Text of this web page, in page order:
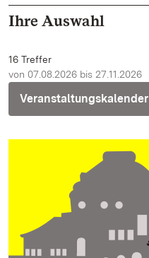
Ihre Auswahl
16 Treffer
von 07.08.2026 bis 27.11.2026
Veranstaltungskalender